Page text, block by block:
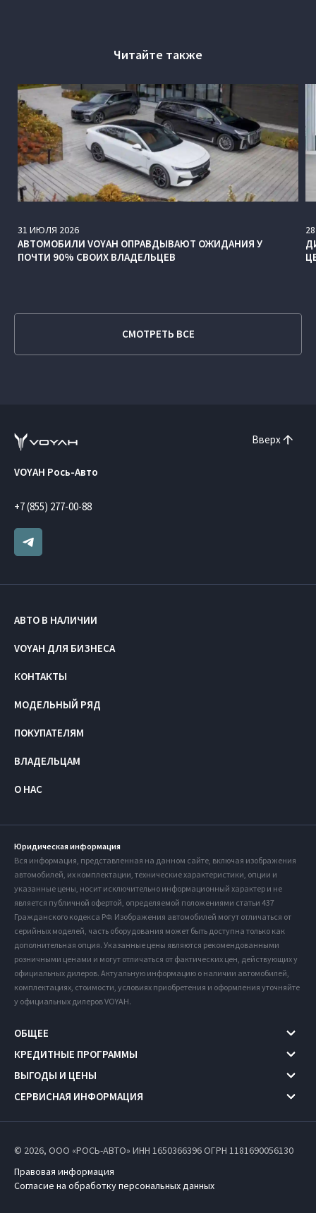
Читайте также
31 ИЮЛЯ 2026
АВТОМОБИЛИ VOYAH ОПРАВДЫВАЮТ ОЖИДАНИЯ У
ПОЧТИ 90% СВОИХ ВЛАДЕЛЬЦЕВ
28
СМОТРЕТЬ ВСЕ
Вверх
VOYAH Рось-Авто
+7 (855) 277-00-88
АВТО В НАЛИЧИИ
VOYAH ДЛЯ БИЗНЕСА
КОНТАКТЫ
МОДЕЛЬНЫЙ РЯД
ПОКУПАТЕЛЯМ
ВЛАДЕЛЬЦАМ
О НАС
Юридическая информация
Вся информация, представленная на данном сайте, включая изображения
автомобилей, их комплектации, технические характеристики, опции и
указанные цены, носит исключительно информационный характер и не
является публичной офертой, определяемой положениями статьи 437
Гражданского кодекса РФ. Изображения автомобилей могут отличаться от
серийных моделей, часть оборудования может быть доступна только как
дополнительная опция. Указанные цены являются рекомендованными
розничными ценами и могут отличаться от фактических цен, действующих у
официальных дилеров. Актуальную информацию о наличии автомобилей,
комплектациях, стоимости, условиях приобретения и оформления уточняйте
у официальных дилеров VOYAH.
ОБЩЕЕ
КРЕДИТНЫЕ ПРОГРАММЫ
ВЫГОДЫ И ЦЕНЫ
СЕРВИСНАЯ ИНФОРМАЦИЯ
© 2026, ООО «РОСЬ-АВТО» ИНН 1650366396ОГРН 1181690056130
Правовая информация
Согласие на обработку персональных данных